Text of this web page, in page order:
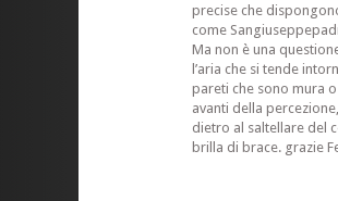
precise che
come
Ma non è una
l’aria che si tende
pareti che sono mura
avanti della
dietro al saltellare del
brilla di brace. grazie